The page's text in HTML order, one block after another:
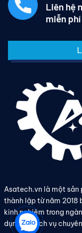
Liên hệ
miễn phí
Asatech.vn là một sản
thành lập từ năm 2018
kinh nghiệm trong
dụng và dịch vụ